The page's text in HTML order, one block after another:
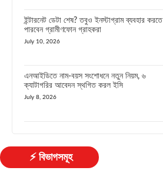
ইন্টারনেট ডেটা শেষ? তবুও ইনস্টাগ্রাম ব্যবহার করতে
পারবেন গ্রামীণফোন গ্রাহকরা
July 10, 2026
এনআইডিতে নাম-বয়স সংশোধনে নতুন নিয়ম, ৬
ক্যাটাগরির আবেদন স্থগিত করল ইসি
July 8, 2026
⚡ বিভাগসমূহ